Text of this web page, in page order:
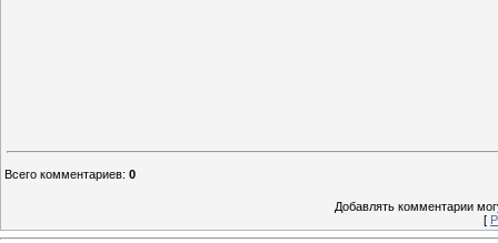
Всего комментариев: 0
Добавлять комментарии
[